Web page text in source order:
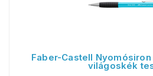
Faber-Castell Nyomósiron
világoskék